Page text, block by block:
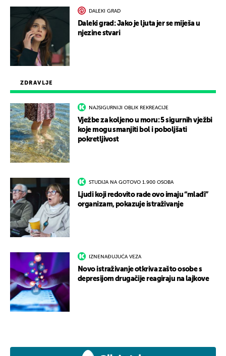
ZDRAVLJE
NAJSIGURNIJI OBLIK REKREACIJE
Vježbe za koljeno u moru: 5 sigurnih vježbi
koje mogu smanjiti bol i poboljšati
pokretljivost
STUDIJA NA GOTOVO 1.900 OSOBA
Ljudi koji redovito rade ovo imaju “mlađi”
organizam, pokazuje istraživanje
IZNENAĐUJUĆA VEZA
Novo istraživanje otkriva zašto osobe s
depresijom drugačije reagiraju na lajkove
DALEKI GRAD
Daleki grad: Jako je ljuta jer se miješa u
njezine stvari